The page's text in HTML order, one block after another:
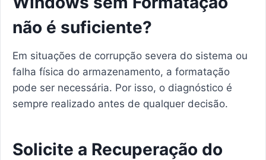
não é suficiente?
Em situações de corrupção severa do sistema ou
falha física do armazenamento, a formatação
pode ser necessária. Por isso, o diagnóstico é
sempre realizado antes de qualquer decisão.
Solicite a Recuperação do